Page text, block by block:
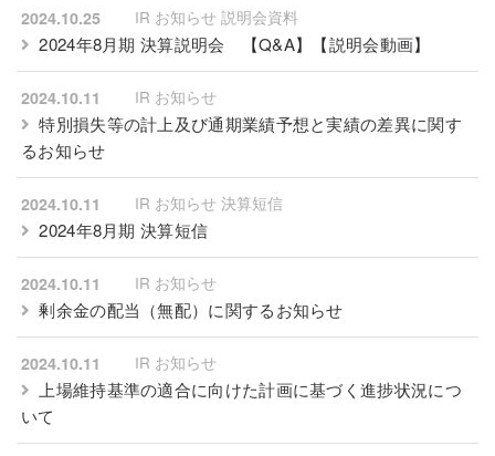
2024.10.25 IR お知らせ 説明会資料
2024年8月期 決算説明会 【Q&A】【説明会動画】
2024.10.11 IR お知らせ
特別損失等の計上及び通期業績予想と実績の差異に関す
るお知らせ
2024.10.11 IR お知らせ 決算短信
2024年8月期 決算短信
2024.10.11 IR お知らせ
剰余金の配当（無配）に関するお知らせ
2024.10.11 IR お知らせ
上場維持基準の適合に向けた計画に基づく進捗状況につ
いて